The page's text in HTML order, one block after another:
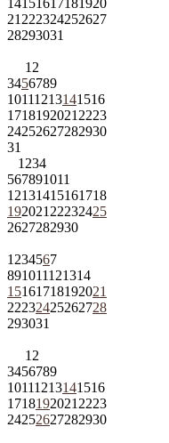
14151617181920
21 222324252627
28293031
1 2
3456789
10111213141516
1718192021 2223
24252627282930
31
1 234
567891011
12131415161718
192021 22232425
2627282930
1 234567
891011121314
15161718192021
22232425262728
293031
1 2
3456789
10111213141516
1718192021 2223
24252627282930